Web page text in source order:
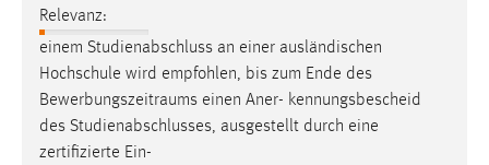
Relevanz:
einem Studienabschluss an einer ausländischen
Hochschule wird empfohlen, bis zum Ende des
Bewerbungszeitraums einen Aner- kennungsbescheid
des Studienabschlusses, ausgestellt durch eine
zertifizierte Ein-
einloggen zu können.
Cookie Laufzeit:
24 Stunden